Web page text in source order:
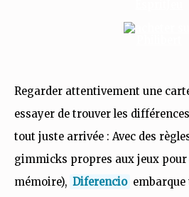
Regarder attentivement une
essayer de trouver les
tout juste arrivée : Avec des
gimmicks propres aux jeux
mémoire), Diferencio